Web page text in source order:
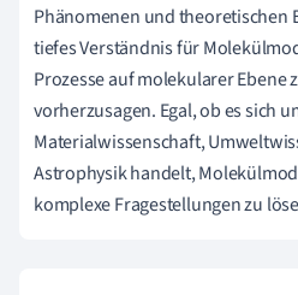
Phänomenen und theoretischen
tiefes Verständnis für
Prozesse auf molekularer Ebene
vorherzusagen. Egal, ob es sich
Materialwissenschaft,
Astrophysik handelt,
komplexe Fragestellungen zu